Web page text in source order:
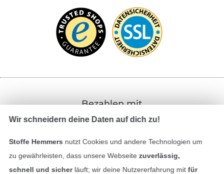
Bezahlen mit
Wir schneidern deine Daten auf dich zu!
Stoffe Hemmers nutzt Cookies und andere Technologien um
zu gewährleisten, dass unsere Webseite zuverlässig,
schnell und sicherläuft; wir deine Nutzererfahrung mitfür